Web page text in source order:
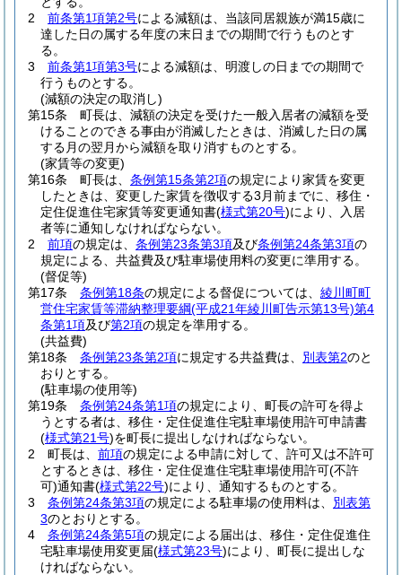
2
前条第1項第2号による減額は、当該同居親族が満15歳に
達した日の属する年度の末日までの期間で行うものとす
る。
3
前条第1項第3号による減額は、明渡しの日までの期間で
行うものとする。
(減額の決定の取消し)
第15条
町長は、減額の決定を受けた一般入居者の減額を受
けることのできる事由が消滅したときは、消滅した日の属
する月の翌月から減額を取り消すものとする。
(家賃等の変更)
第16条
町長は、 条例第15条第2項の規定により家賃を変更
したときは、変更した家賃を徴収する3月前までに、移住・
定住促進住宅家賃等変更通知書(様式第20号)により、入居
者等に通知しなければならない。
2
前項の規定は、 条例第23条第3項及び条例第24条第3項の
規定による、共益費及び駐車場使用料の変更に準用する。
(督促等)
第17条
条例第18条の規定による督促については、 綾川町町
営住宅家賃等滞納整理要綱(平成21年綾川町告示第13号)第4
条第1項及び第2項の規定を準用する。
(共益費)
第18条
条例第23条第2項に規定する共益費は、 別表第2のと
おりとする。
(駐車場の使用等)
第19条
条例第24条第1項の規定により、町長の許可を得よ
うとする者は、移住・定住促進住宅駐車場使用許可申請書
(様式第21号)を町長に提出しなければならない。
2
町長は、 前項の規定による申請に対して、許可又は不許可
とするときは、移住・定住促進住宅駐車場使用許可(不許
可)通知書(様式第22号)により、通知するものとする。
3
条例第24条第3項の規定による駐車場の使用料は、 別表第
3のとおりとする。
4
条例第24条第5項の規定による届出は、移住・定住促進住
宅駐車場使用変更届(様式第23号)により、町長に提出しな
ければならない。